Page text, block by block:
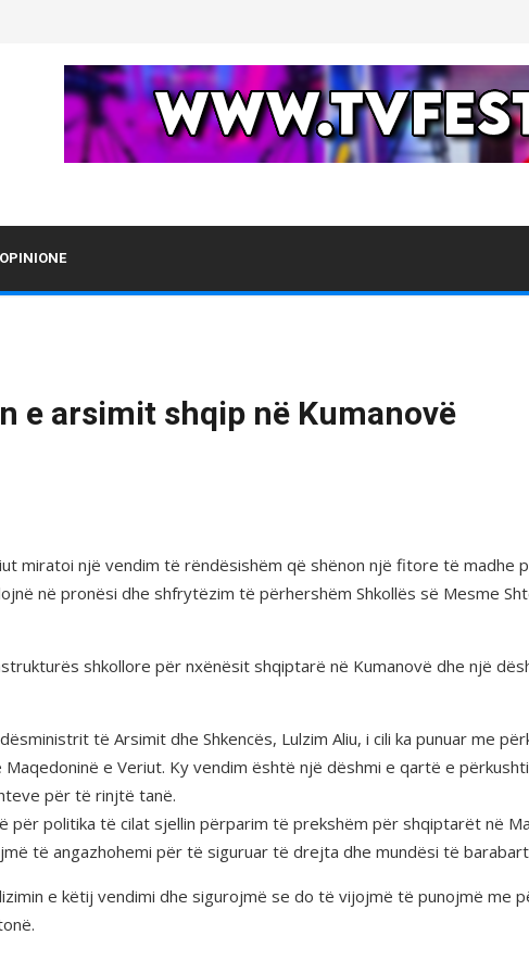
OPINIONE
e arsimit shqip në Kumanovë
miratoi një vendim të rëndësishëm që shënon një fitore të madhe
në pronësi dhe shfrytëzim të përhershëm Shkollës së Mesme
shkollore për nxënësit shqiptarë në Kumanovë dhe një
të Arsimit dhe Shkencës, Lulzim Aliu, i cili ka punuar me
e Veriut. Ky vendim është një dëshmi e qartë e
për të rinjtë tanë.
për politika të cilat sjellin përparim të prekshëm për shqiptarët në
të angazhohemi për të siguruar të drejta dhe mundësi të
e këtij vendimi dhe sigurojmë se do të vijojmë të punojmë me